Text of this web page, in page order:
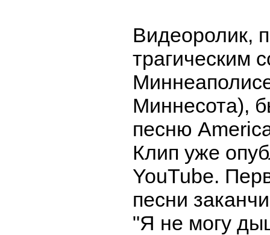
Видеоролик,
трагическим
Миннесота),
песню
Клип уже
YouTube.
песни
"Я не могу